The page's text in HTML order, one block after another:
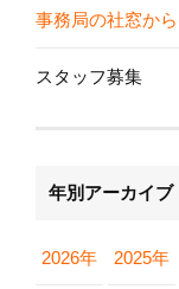
事務局の社窓か
スタッフ募集
年別アーカイブ
2026年 2025年